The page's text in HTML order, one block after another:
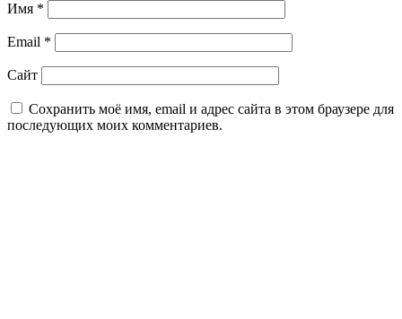
Имя *
Email *
Сайт
Сохранить моё имя, email и адрес сайта в этом браузере для
последующих моих комментариев.